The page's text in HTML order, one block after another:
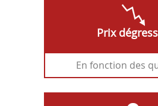
Prix
En fonction des